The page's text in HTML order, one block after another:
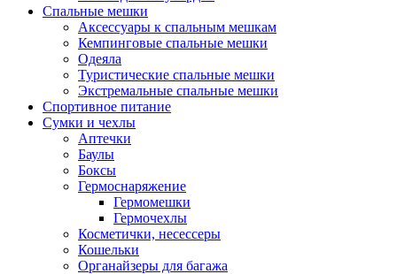
Спальные мешки
Аксессуары к спальным мешкам
Кемпинговые спальные мешки
Одеяла
Туристические спальные мешки
Экстремальные спальные мешки
Спортивное питание
Сумки и чехлы
Аптечки
Баулы
Боксы
Гермоснаряжение
Гермомешки
Гермочехлы
Косметички, несессеры
Кошельки
Органайзеры для багажа